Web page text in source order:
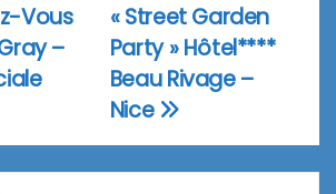
« Street Garden
Party » Hôtel****
Beau Rivage –
Nice
Vous
–